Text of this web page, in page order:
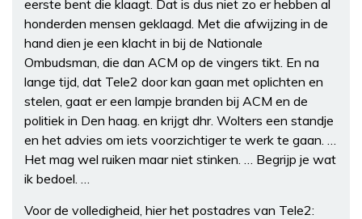
eerste bent die klaagt. Dat is dus niet zo er hebben al
honderden mensen geklaagd. Met die afwijzing in de
hand dien je een klacht in bij de Nationale
Ombudsman, die dan ACM op de vingers tikt. En na
lange tijd, dat Tele2 door kan gaan met oplichten en
stelen, gaat er een lampje branden bij ACM en de
politiek in Den haag. en krijgt dhr. Wolters een standje
en het advies om iets voorzichtiger te werk te gaan. …
Het mag wel ruiken maar niet stinken. … Begrijp je wat
ik bedoel. …
Voor de volledigheid, hier het postadres van Tele2: